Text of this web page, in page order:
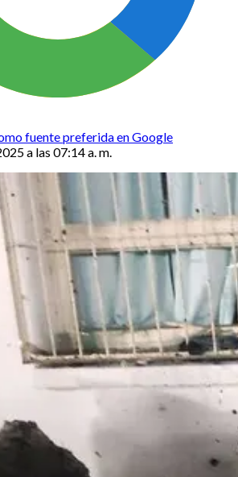
fuente preferida en Google
a las 07:14 a. m.